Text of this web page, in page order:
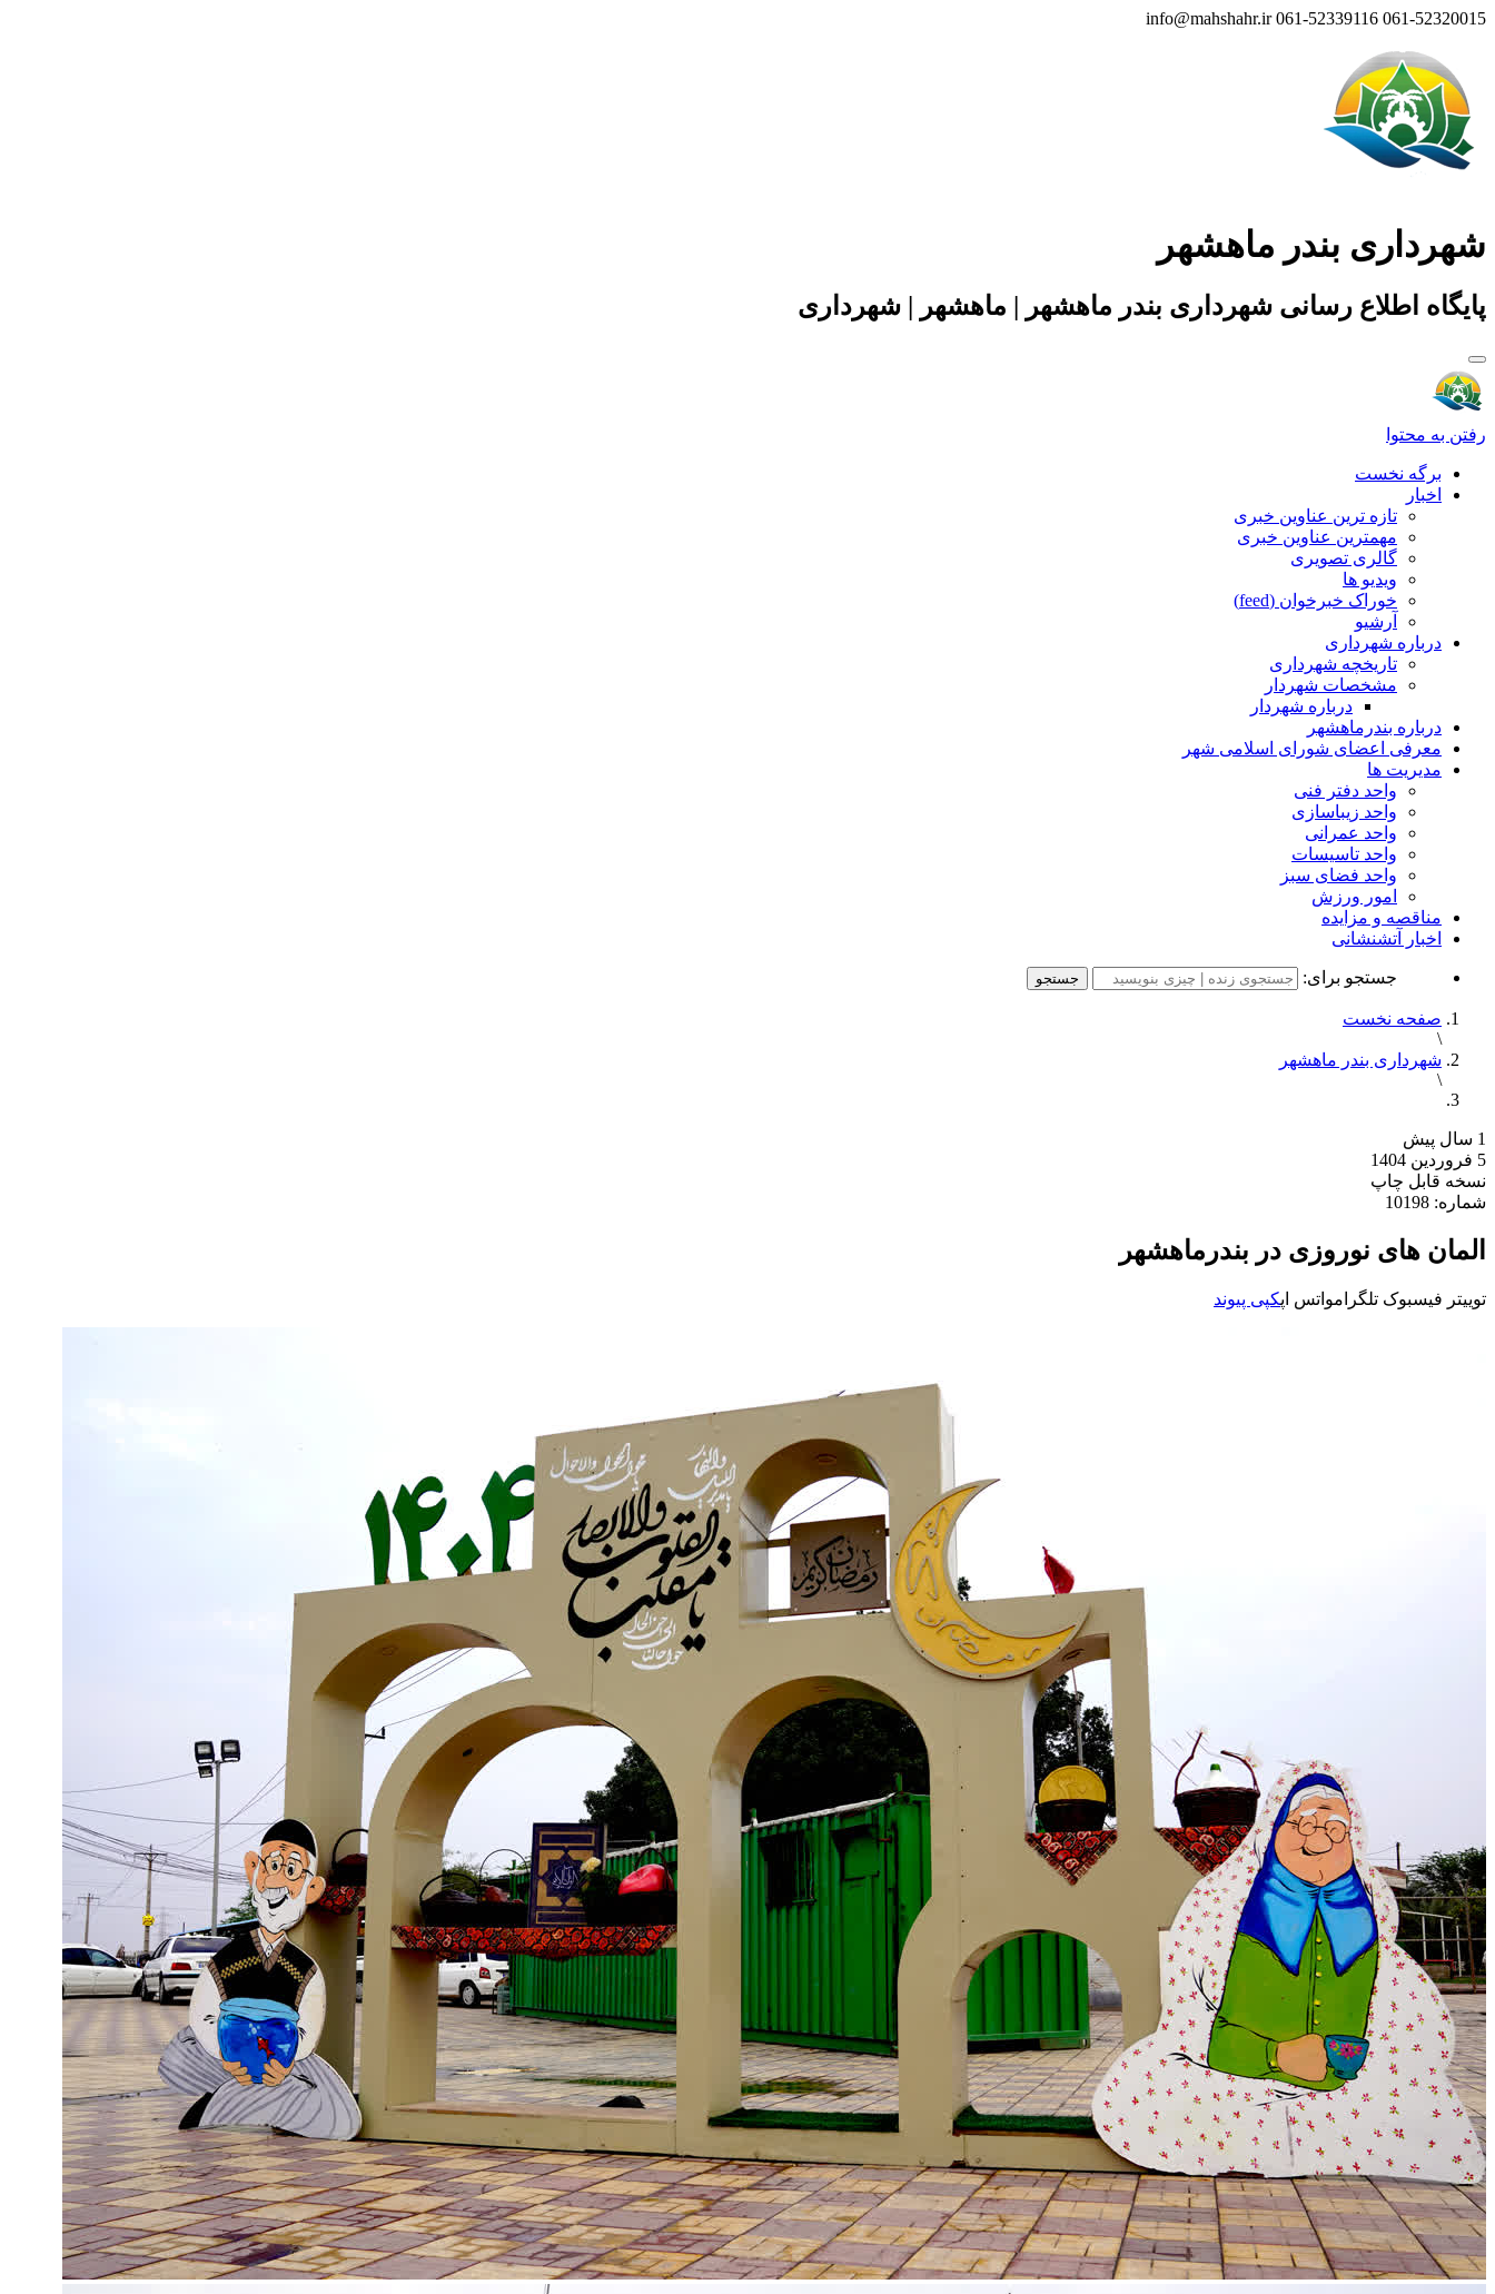
061-52320015
061-52339116
info@mahshahr.ir
شهرداری بندر ماهشهر
پایگاه اطلاع رسانی شهرداری بندر ماهشهر | ماهشهر | شهرداری
رفتن به محتوا
برگه نخست
اخبار
تازه ترین عناوین خبری
مهمترین عناوین خبری
گالری تصویری
ویدیو ها
خوراک خبرخوان (feed)
آرشیو
درباره شهرداری
تاریخچه شهرداری
مشخصات شهردار
درباره شهردار
درباره بندرماهشهر
معرفی اعضای شورای اسلامی شهر
مدیریت ها
واحد دفتر فنی
واحد زیباسازی
واحد عمرانی
واحد تاسیسات
واحد فضای سبز
امور ورزش
مناقصه و مزایده
اخبار آتشنشانی
جستجو برای:
صفحه نخست
\
شهرداری بندر ماهشهر
\
1 سال پیش
5 فروردین 1404
نسخه قابل چاپ
شماره: 10198
المان های نوروزی در بندرماهشهر
توییتر فیسبوک تلگرامواتس اپکپی پیوند